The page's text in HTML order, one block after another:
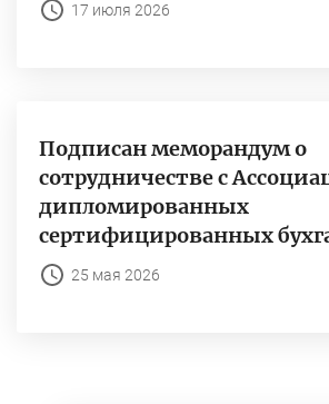
17 июля 2026
Подписан меморандум о
сотрудничестве с
дипломированных
сертифицированных
25 мая 2026